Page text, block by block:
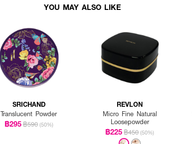
YOU MAY ALSO LIKE
SRICHAND
Translucent Powder
฿295฿590 (50%)
REVLON
Micro Fine Natural
Loosepowder
฿225฿450 (50%)